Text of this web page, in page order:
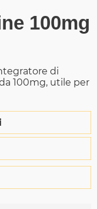
100mg
di
100mg, utile per